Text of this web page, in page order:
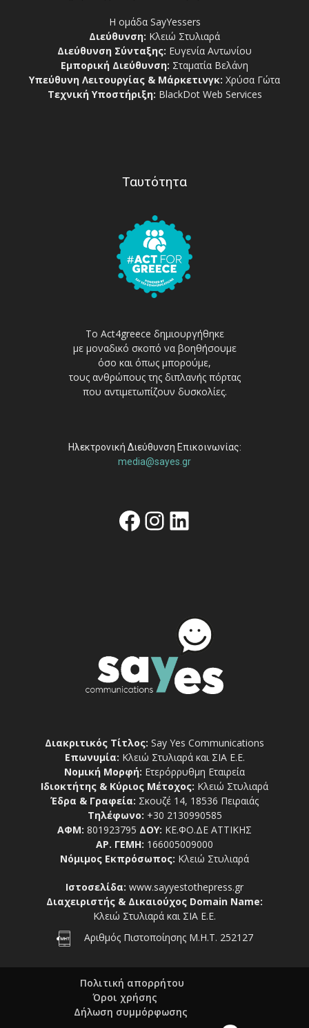
Η ομάδα SayYessers
Διεύθυνση: Κλειώ Στυλιαρά
Διεύθυνση Σύνταξης: Ευγενία Αντωνίου
Εμπορική Διεύθυνση: Σταματία Βελάνη
Υπεύθυνη Λειτουργίας & Μάρκετινγκ: Χρύσα Γώτα
Τεχνική Υποστήριξη: BlackDot Web Services
Ταυτότητα
Το Act4greece δημιουργήθηκε
με μοναδικό σκοπό να βοηθήσουμε
όσο και όπως μπορούμε,
τους ανθρώπους της διπλανής πόρτας
που αντιμετωπίζουν δυσκολίες.
Ηλεκτρονική Διεύθυνση Επικοινωνίας:
media@sayes.gr
Facebook
Instagram
Linkedin
Διακριτικός Τίτλος: Say Yes Communications
Επωνυμία: Κλειώ Στυλιαρά και ΣΙΑ Ε.Ε.
Νομική Μορφή: Ετερόρρυθμη Εταιρεία
Ιδιοκτήτης & Κύριος Μέτοχος: Κλειώ Στυλιαρά
Έδρα & Γραφεία: Σκουζέ 14, 18536 Πειραιάς
Τηλέφωνο: +30 2130990585
ΑΦΜ: 801923795 ΔΟΥ: ΚΕ.ΦΟ.ΔΕ ΑΤΤΙΚΗΣ
ΑΡ. ΓΕΜΗ: 166005009000
Νόμιμος Εκπρόσωπος: Κλειώ Στυλιαρά
Ιστοσελίδα: www.sayyestothepress.gr
Διαχειριστής & Δικαιούχος Domain Name:
Κλειώ Στυλιαρά και ΣΙΑ Ε.Ε.
Αριθμός Πιστοποίησης Μ.Η.Τ. 252127
Πολιτική απορρήτου
Όροι χρήσης
Δήλωση συμμόρφωσης